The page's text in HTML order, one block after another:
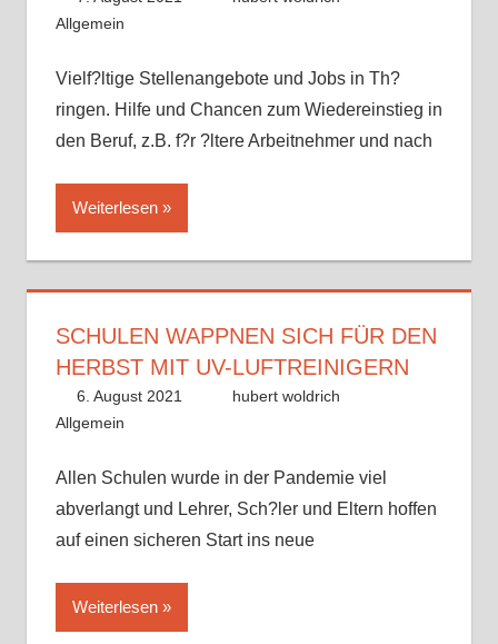
Allgemein
Vielf?ltige Stellenangebote und Jobs in Th?
ringen. Hilfe und Chancen zum Wiedereinstieg in
den Beruf, z.B. f?r ?ltere Arbeitnehmer und nach
Weiterlesen
SCHULEN WAPPNEN SICH FÜR DEN
HERBST MIT UV-LUFTREINIGERN
6. August 2021
hubert woldrich
Allgemein
Allen Schulen wurde in der Pandemie viel
abverlangt und Lehrer, Sch?ler und Eltern hoffen
auf einen sicheren Start ins neue
Weiterlesen